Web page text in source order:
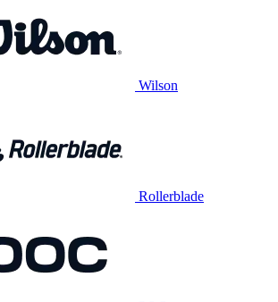
Wilson
Rollerblade